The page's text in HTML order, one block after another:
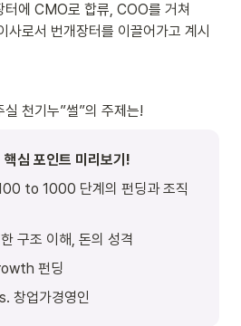
에 CMO로 합류, COO를 거쳐
로서 번개장터를 이끌어가고 계시
천기누”썰”의 주제는!
심 포인트 미리보기!
to 1000 단계의 펀딩과 조직
구조 이해, 돈의 성격
펀딩
창업가경영인